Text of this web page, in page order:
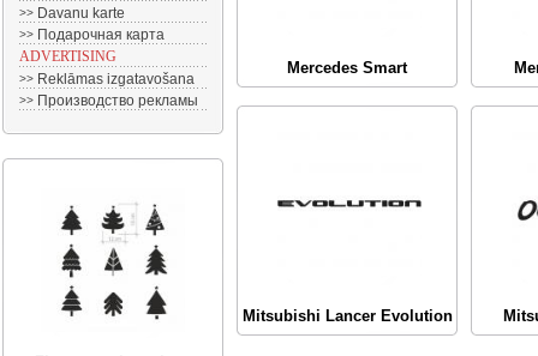
>> Davanu karte
>> Подарочная карта
ADVERTISING
>> Reklāmas izgatavošana
>> Производство рекламы
Mercedes Smart
Mitsubishi Lancer Evolution